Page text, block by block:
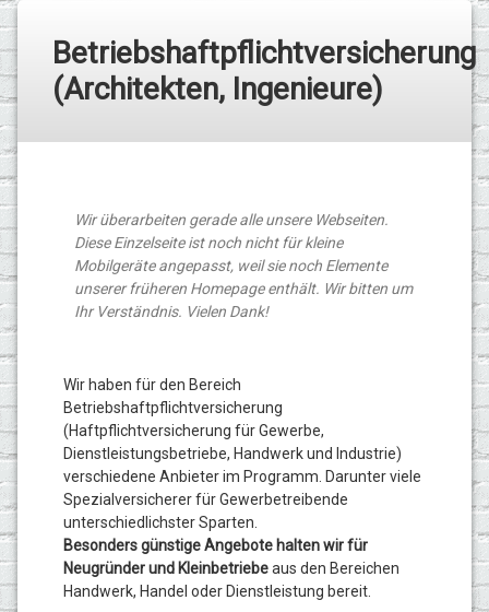
Betriebshaftpflichtversicherung
(Architekten, Ingenieure)
Wir überarbeiten gerade alle unsere Webseiten.
Diese Einzelseite ist noch nicht für kleine
Mobilgeräte angepasst, weil sie noch Elemente
unserer früheren Homepage enthält. Wir bitten um
Ihr Verständnis. Vielen Dank!
Wir haben für den Bereich
Betriebshaftpflichtversicherung
(Haftpflichtversicherung für Gewerbe,
Dienstleistungsbetriebe, Handwerk und Industrie)
verschiedene Anbieter im Programm. Darunter viele
Spezialversicherer fürGewerbetreibende
unterschiedlichster Sparten.
Besonders günstige Angebote halten wir für
Neugründer und Kleinbetriebeaus den Bereichen
Handwerk, Handel oder Dienstleistung bereit.